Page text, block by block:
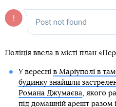
Поліція ввела в місті план
У вересні в Маріуполі в
будинку знайшли
Романа Джумаєва, якого
під домашній арешт разом